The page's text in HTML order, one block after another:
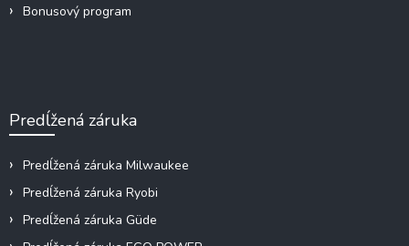
Bonusový program
Predĺžená záruka
Predĺžená záruka Milwaukee
Predĺžená záruka Ryobi
Predĺžená záruka Güde